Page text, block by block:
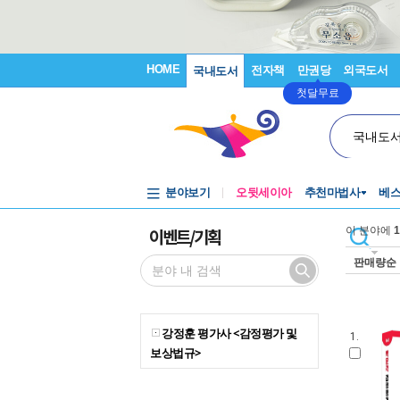
HOME 국내도서 전자책 만권당
첫달무료
외국도서
국내도
분야보기 오뒷세이아 추천마법사 베
이벤트/기획
강정훈 평가사 <감정평가 및
보상법규>
이 분야에
판매량순
1.